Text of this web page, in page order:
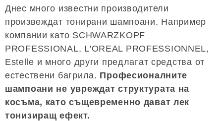
Днес много известни производители
произвеждат тонирани шампоани. Например
компании като SCHWARZKOPF
PROFESSIONAL, L'OREAL PROFESSIONNEL,
Estelle и много други предлагат средства от
естествени багрила. Професионалните
шампоани не увреждат структурата на
косъма, като същевременно дават лек
тонизиращ ефект.